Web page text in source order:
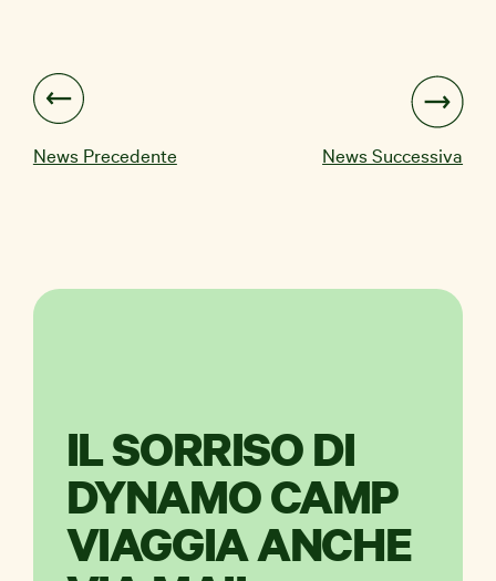
News Precedente News Successiva
IL SORRISO DI
DYNAMO CAMP
VIAGGIA ANCHE